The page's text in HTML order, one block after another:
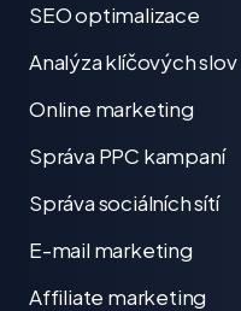
SEO optimalizace
Analýza klíčových slov
Online marketing
Správa PPC kampaní
Správa sociálních sítí
E-mail marketing
Affiliate marketing